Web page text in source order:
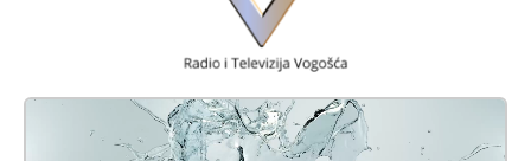
RADIO TELEVIZIJA VOGOŠĆA